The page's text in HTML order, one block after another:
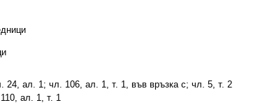
24, ал. 1; чл. 106, ал. 1, т. 1, във връзка с; чл. 5, т. 2
ал. 1, т. 1